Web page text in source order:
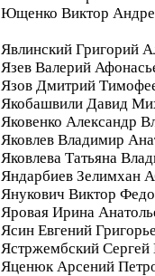
Ющенко Виктор
Явлинский Григорий
Язев Валерий
Язов Дмитрий
Якобашвили Давид
Яковенко Александр
Яковлев Владимир
Яковлева Татьяна
Яндарбиев Зелимхан
Янукович Виктор
Яровая Ирина
Ясин Евгений
Ястржембский
Яценюк Арсений